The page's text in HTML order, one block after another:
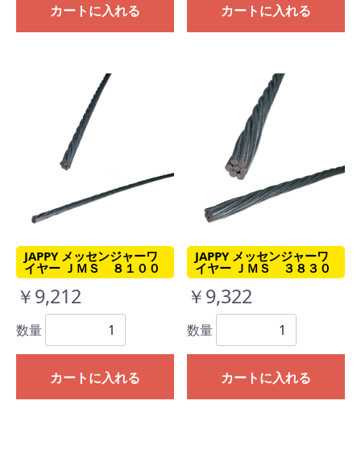
カートに入れる カートに入れる
JAPPY メッセンジャーワ
イヤー ＪＭＳ ８１００
￥9,212
数量
カートに入れる
JAPPY メッセンジャーワ
イヤー ＪＭＳ ３８３０
￥9,322
数量
カートに入れる